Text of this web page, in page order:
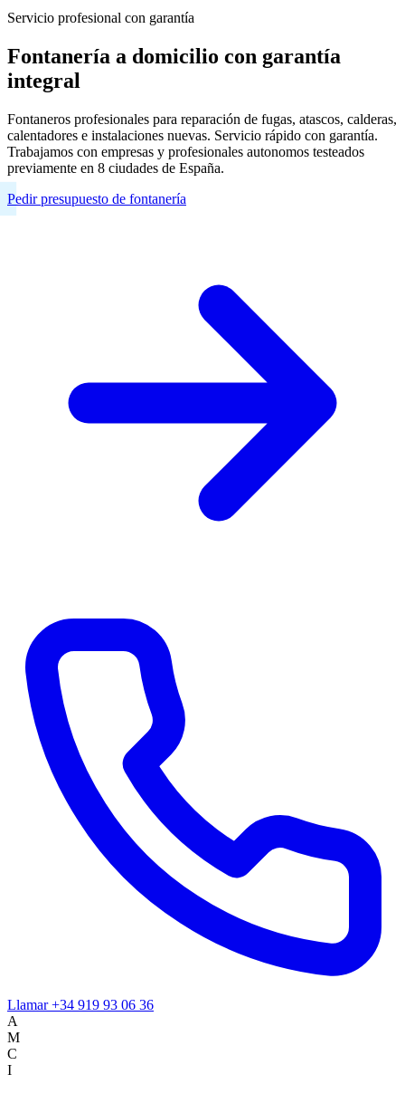
Servicio profesional con garantía
Fontanería a domicilio con garantía
integral
Fontaneros profesionales para reparación de fugas, atascos, calderas,
calentadores e instalaciones nuevas. Servicio rápido con garantía.
Trabajamos con empresas y profesionales autonomos testeados
previamente en 8 ciudades de España.
Pedir presupuesto de fontanería
Llamar+34 919 93 06 36
A
M
C
I